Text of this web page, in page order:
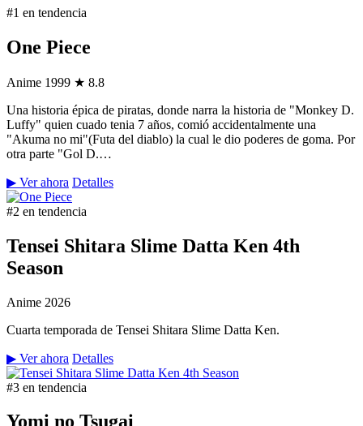
#1 en tendencia
One Piece
Anime 1999 ★ 8.8
Una historia épica de piratas, donde narra la historia de "Monkey D.
Luffy" quien cuado tenia 7 años, comió accidentalmente una
"Akuma no mi"(Futa del diablo) la cual le dio poderes de goma. Por
otra parte "Gol D.…
▶ Ver ahora Detalles
#2 en tendencia
Tensei Shitara Slime Datta Ken 4th
Season
Anime 2026
Cuarta temporada de Tensei Shitara Slime Datta Ken.
▶ Ver ahora Detalles
#3 en tendencia
Yomi no Tsugai